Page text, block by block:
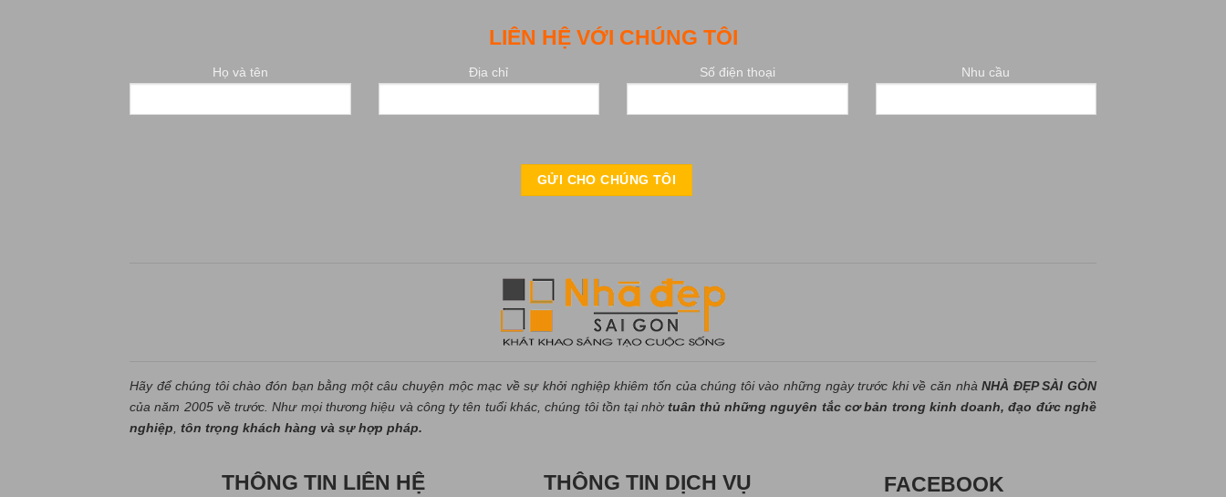
LIÊN HỆ VỚI CHÚNG TÔI
Họ và tên Địa chỉ Số điện thoại Nhu cầu
Hãy để chúng tôi chào đón bạn bằng một câu chuyện mộc mạc về sự khởi nghiệp khiêm tốn của chúng tôi vào những ngày trước khi về căn nhàNHÀ ĐẸP SÀI GÒN
của năm 2005 về trước. Như mọi thương hiệu và công ty tên tuổi khác, chúng tôi tồn tại nhờ tuân thủ những nguyên tắc cơ bản trong kinh doanh, đạo đức nghề
nghiệp tôn trọng khách hàng và sự hợp pháp.
THÔNG TIN LIÊN HỆ THÔNG TIN DỊCH VỤ FACEBOOK